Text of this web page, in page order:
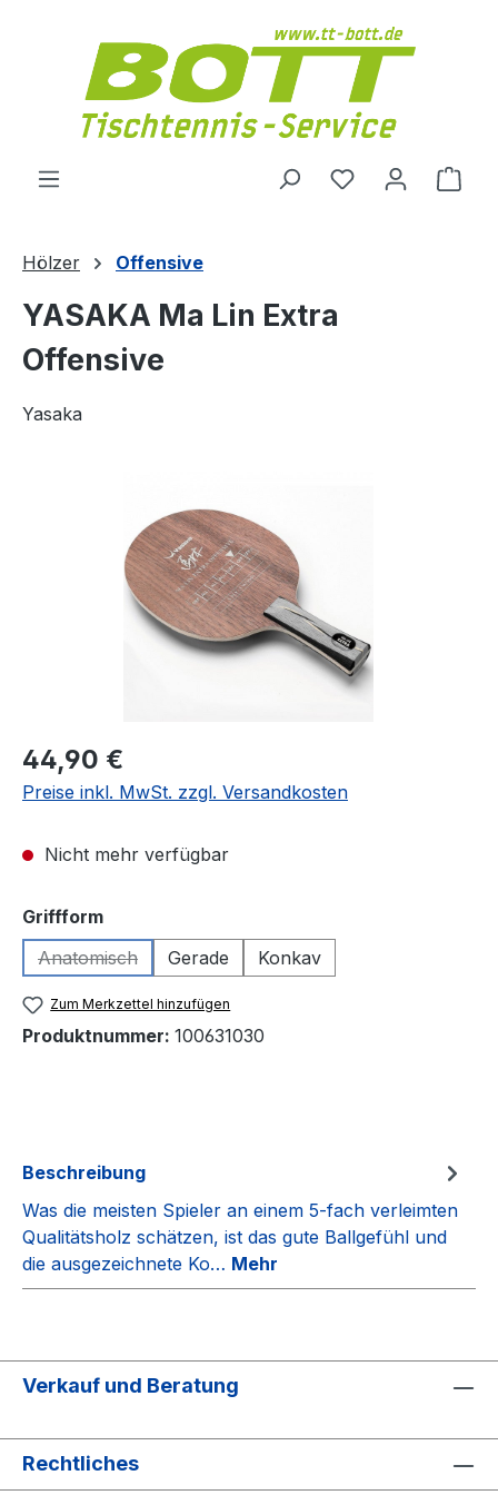
Du hast 0
Hölzer Offensive
YASAKA Ma Lin Extra
Offensive
Yasaka
Regulärer Preis:
44,90 €
Preise inkl. MwSt. zzgl. Versandkosten
Nicht mehr verfügbar
Griffformauswählen
Anatomisch
(Diese Option ist zurzeit nicht verfügbar.)
Gerade Konkav
Zum Merkzettel hinzufügen
Produktnummer: 100631030
Beschreibung
Was die meisten Spieler an einem 5-fach verleimten
Qualitätsholz schätzen, ist das gute Ballgefühl und
die ausgezeichnete Ko… Mehr
Verkauf und Beratung
Rechtliches